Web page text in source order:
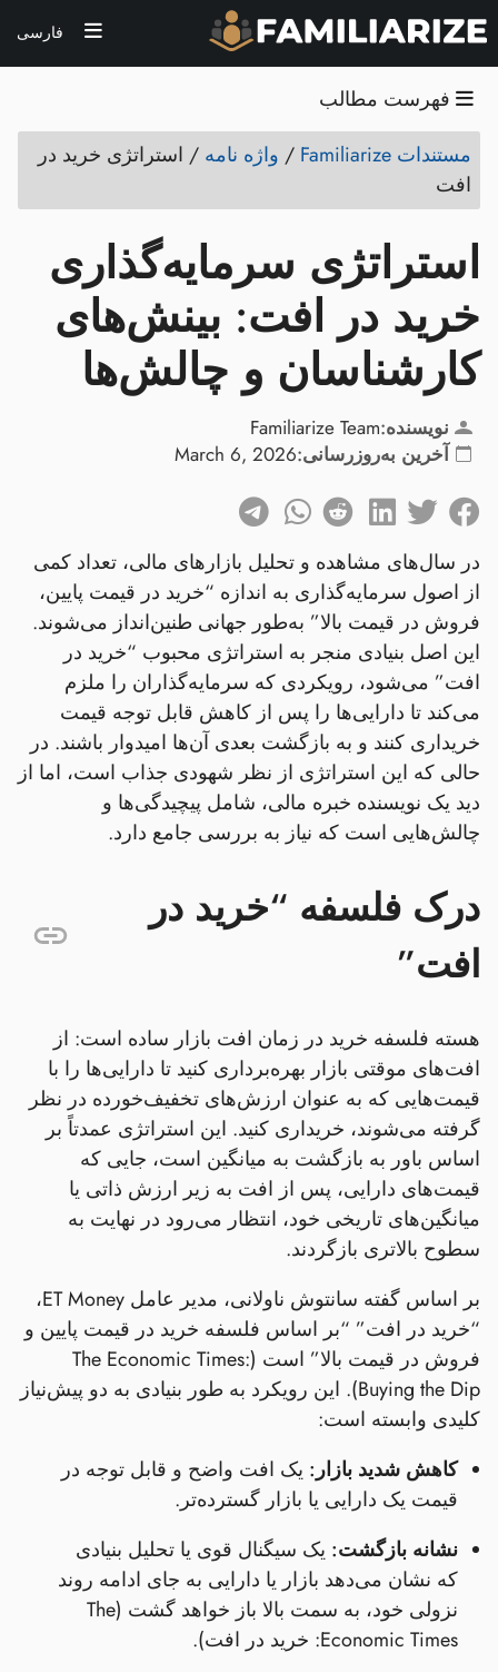
فارسی
فهرست مطالب
مستندات Familiarize
/ واژه نامه / استراتژی خرید در
افت
استراتژی سرمایه‌گذاری
خرید در افت: بینش‌های
کارشناسان و چالش‌ها
نویسنده:Familiarize Team
آخرین به‌روزرسانی:March 6, 2026
در سال‌های مشاهده و تحلیل بازارهای مالی، تعداد کمی
از اصول سرمایه‌گذاری به اندازه “خرید در قیمت پایین،
فروش در قیمت بالا” به‌طور جهانی طنین‌انداز می‌شوند.
این اصل بنیادی منجر به استراتژی محبوب “خرید در
افت” می‌شود، رویکردی که سرمایه‌گذاران را ملزم
می‌کند تا دارایی‌ها را پس از کاهش قابل توجه قیمت
خریداری کنند و به بازگشت بعدی آن‌ها امیدوار باشند. در
حالی که این استراتژی از نظر شهودی جذاب است، اما از
دید یک نویسنده خبره مالی، شامل پیچیدگی‌ها و
چالش‌هایی است که نیاز به بررسی جامع دارد.
درک فلسفه “خرید در
افت”
هسته فلسفه خرید در زمان افت بازار ساده است: از
افت‌های موقتی بازار بهره‌برداری کنید تا دارایی‌ها را با
قیمت‌هایی که به عنوان ارزش‌های تخفیف‌خورده در نظر
گرفته می‌شوند، خریداری کنید. این استراتژی عمدتاً بر
اساس باور به بازگشت به میانگین است، جایی که
قیمت‌های دارایی، پس از افت به زیر ارزش ذاتی یا
میانگین‌های تاریخی خود، انتظار می‌رود در نهایت به
سطوح بالاتری بازگردند.
بر اساس گفته سانتوش ناولانی، مدیر عامل ET Money،
“خرید در افت” “بر اساس فلسفه خرید در قیمت پایین و
فروش در قیمت بالا” است (The Economic Times:
Buying the Dip). این رویکرد به طور بنیادی به دو پیش‌نیاز
کلیدی وابسته است:
کاهش شدید بازار: یک افت واضح و قابل توجه در
قیمت یک دارایی یا بازار گسترده‌تر.
نشانه بازگشت: یک سیگنال قوی یا تحلیل بنیادی
که نشان می‌دهد بازار یا دارایی به جای ادامه روند
نزولی خود، به سمت بالا باز خواهد گشت (The
Economic Times: خرید در افت).